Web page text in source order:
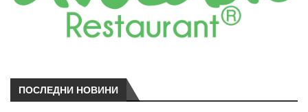
ПОСЛЕДНИ НОВИНИ